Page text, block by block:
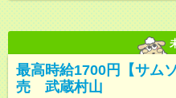
最高時給1700円【サム
売 武蔵村山